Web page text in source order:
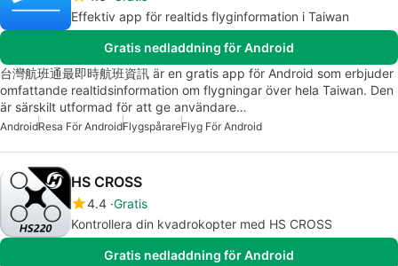
Effektiv app för realtids flyginformation i Taiwan
Gratis nedladdning för Android
台灣航班通最即時航班資訊 är en gratis app för Android som erbjuder
omfattande realtidsinformation om flygningar över hela Taiwan. Den
är särskilt utformad för att ge användare…
AndroidResa För AndroidFlygspårareFlyg För Android
HS CROSS
4.4 Gratis
Kontrollera din kvadrokopter med HS CROSS
Gratis nedladdning för Android